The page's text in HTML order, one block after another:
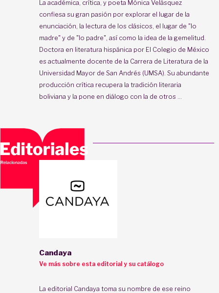
La académica, crítica, y poeta Mónica Velásquez
confiesa su gran pasión por explorar el lugar de la
enunciación, la lectura de los clásicos, el lugar de "lo
madre" y de "lo padre", así como la idea de la gemelitud.
Doctora en literatura hispánica por El Colegio de México
es actualmente docente de la Carrera de Literatura de la
Universidad Mayor de San Andrés (UMSA). Su abundante
producción crítica recupera la tradición literaria
boliviana y la pone en diálogo con la de otros ...
Candaya
Ve más sobre esta editorial y su catálogo
La editorial Candaya toma su nombre de ese reino